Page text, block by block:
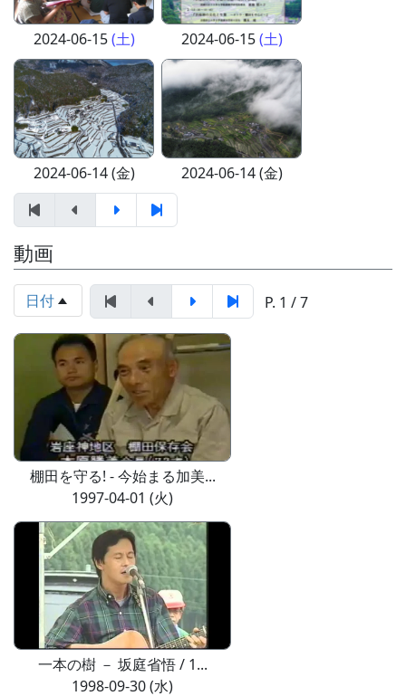
2024-06-15(土) 2024-06-15(土)
2024-06-14 (金) 2024-06-14 (金)
動画
日付 P. 1 / 7
棚田を守る! - 今始まる加美...
1997-04-01 (火)
一本の樹 － 坂庭省悟 / 1...
1998-09-30 (水)